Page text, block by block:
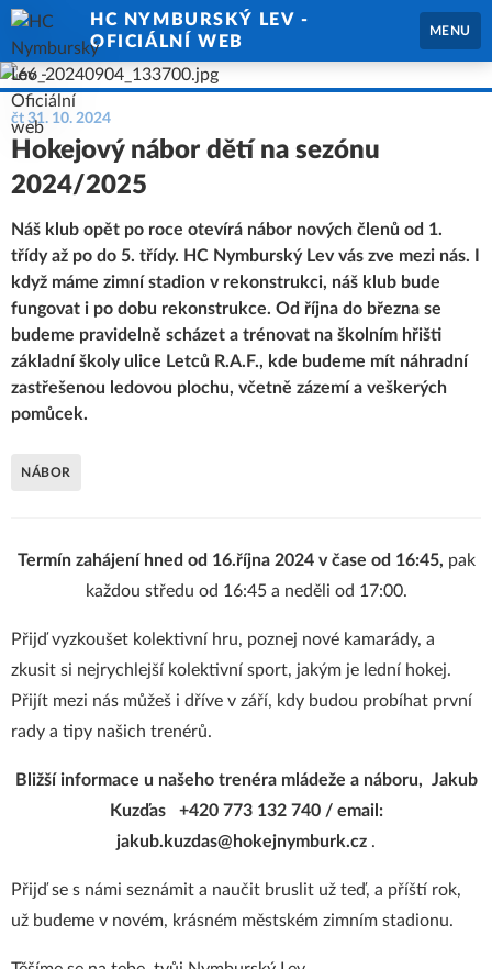
HC NYMBURSKÝ LEV -
OFICIÁLNÍ WEB
MENU
čt 31. 10. 2024
Hokejový nábor dětí na sezónu
2024/2025
Náš klub opět po roce otevírá nábor nových členů od 1.
třídy až po do 5. třídy. HC Nymburský Lev vás zve mezi nás. I
když máme zimní stadion v rekonstrukci, náš klub bude
fungovat i po dobu rekonstrukce. Od října do března se
budeme pravidelně scházet a trénovat na školním hřišti
základní školy ulice Letců R.A.F., kde budeme mít náhradní
zastřešenou ledovou plochu, včetně zázemí a veškerých
pomůcek.
NÁBOR
Termín zahájení hned od 16.října 2024 v čase od 16:45, pak
každou středu od 16:45 a neděli od 17:00.
Přijď vyzkoušet kolektivní hru, poznej nové kamarády, a
zkusit si nejrychlejší kolektivní sport, jakým je lední hokej.
Přijít mezi nás můžeš i dříve v září, kdy budou probíhat první
rady a tipy našich trenérů.
Bližší informace u našeho trenéra mládeže a náboru, Jakub
Kuzďas +420 773 132 740 / email:
jakub.kuzdas@hokejnymburk.cz .
Přijď se s námi seznámit a naučit bruslit už teď, a příští rok,
už budeme v novém, krásném městském zimním stadionu.